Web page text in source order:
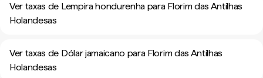
Ver taxas de Lempira hondurenha para Florim das Antilhas
Holandesas
Ver taxas de Dólar jamaicano para Florim das Antilhas
Holandesas